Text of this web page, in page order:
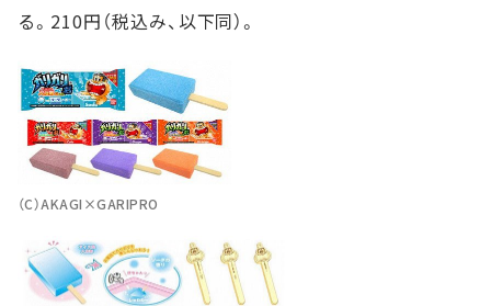
る。210円（税込み、以下同）。
（C）AKAGI×GARIPRO